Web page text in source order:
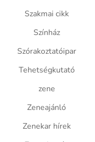
Szakmai cikk
Színház
Szórakoztatóipar
Tehetségkutató
zene
Zeneajánló
Zenekar hírek